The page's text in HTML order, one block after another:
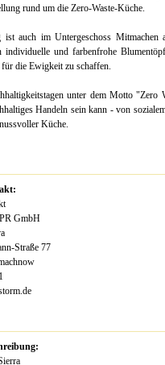
rund um die Zero-Waste-Küche.
ist auch im Untergeschoss
individuelle und farbenfrohe
für die Ewigkeit zu schaffen.
unter dem Motto "Zero
Handeln sein kann - von
Küche.
GmbH
Straße 77